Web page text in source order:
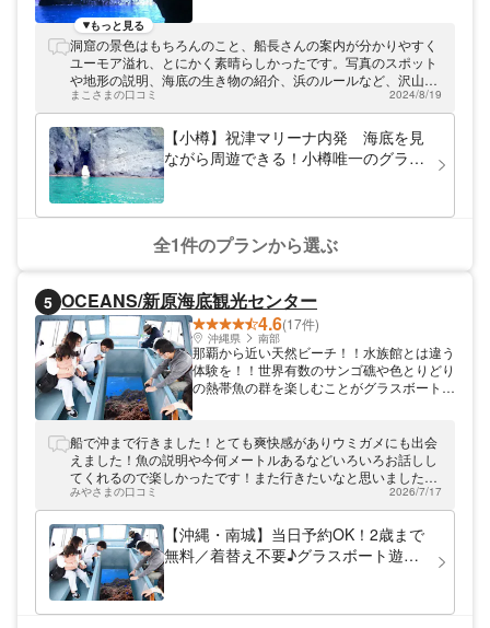
小樽出身のベテラン船長。祝津の海で船を走
らせること40年以上の経験を活かして、み
なさまを驚きと感動の船旅へお連れします。
もっと見る
洞窟の景色はもちろんのこと、船長さんの案内が分かりやすく
ユーモア溢れ、とにかく素晴らしかったです。写真のスポット
や地形の説明、海底の生き物の紹介、浜のルールなど、沢山教
えていただきました！
まこさまの口コミ 2024/8/19
【小樽】祝津マリーナ内発 海底を見
ながら周遊できる！小樽唯一のグラス
なお子様やご高齢のお客様も安心！
全1件のプランから選ぶ
5 OCEANS/新原海底観光センター
4.6(17件)
沖縄県 南部
那覇から近い天然ビーチ！！水族館とは違う
体験を！！世界有数のサンゴ礁や色とりどり
の熱帯魚の群を楽しむことがグラスボートは
す！！オーシャンベースではシュノーケリン
グやカヤック、SUPが遊び放題！！バナナ
ボートなどのマリンスポーツも体験できま
船で沖まで行きました！とても爽快感がありウミガメにも出会
えました！魚の説明や今何メートルあるなどいろいろお話しし
てくれるので楽しかったです！また行きたいなと思いました！
ありがとうございました🌱
みやさまの口コミ 2026/7/17
【沖縄・南城】当日予約OK！2歳まで
無料／着替え不要♪グラスボート遊覧